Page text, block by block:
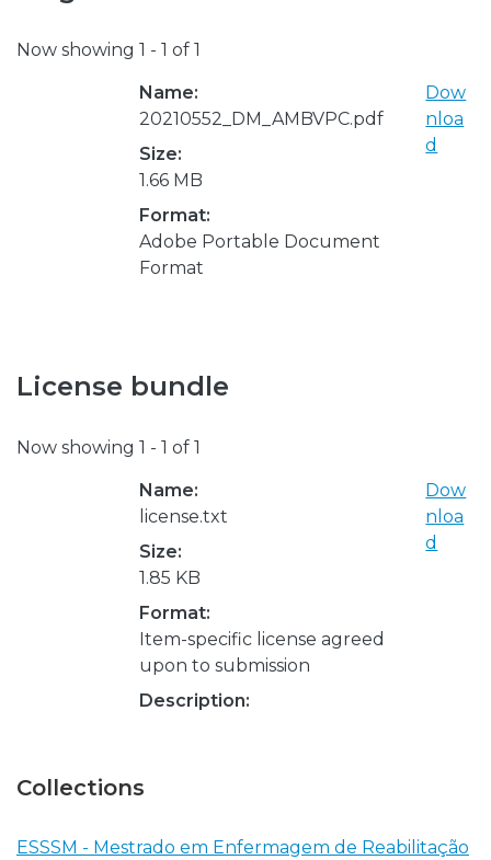
Now showing 1 - 1 of 1
Name:
20210552_DM_AMBVPC.pdf
Size:
1.66 MB
Format:
Adobe Portable Document
Format
Dow
nloa
d
License bundle
Now showing 1 - 1 of 1
Name:
license.txt
Size:
1.85 KB
Format:
Item-specific license agreed
upon to submission
Description:
Dow
nloa
d
Collections
ESSSM - Mestrado em Enfermagem de Reabilitação